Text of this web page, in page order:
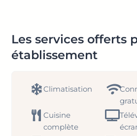
Les services offerts
établissement
Climatisation
Cuisine
complète